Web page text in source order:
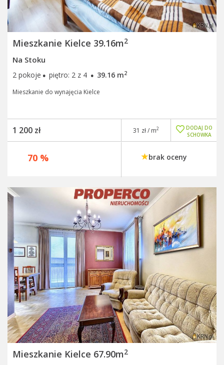
Mieszkanie Kielce 39.16m2
Na Stoku
2 pokoje · piętro: 2 z 4 · 39.16 m2
Mieszkanie do wynajęcia Kielce
1 200 zł
DODAJ DO
SCHOWKA
31 zł / m2
70 % brak oceny
Mieszkanie Kielce 67.90m2